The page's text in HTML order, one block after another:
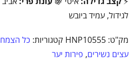
לגידול, עמיד ביובש
מק"ט: HNP10555 קטגוריות: כל
עצים נשירים, פירות יער